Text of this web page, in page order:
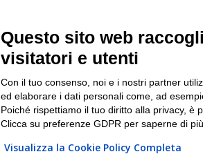
PI/CF/N°Iscr.:
IndaBox | Oltre 11.500
Questo sito web
visitatori e utenti
Con il tuo consenso, noi e i nostri partner
ed elaborare i dati personali come, ad
Poiché rispettiamo il tuo diritto alla privacy, è
Clicca su preferenze GDPR per saperne di più.
Visualizza la Cookie Policy Completa